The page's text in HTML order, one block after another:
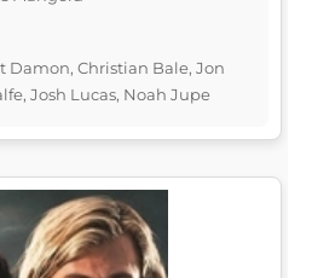
Damon, Christian Bale, Jon
Josh Lucas, Noah Jupe